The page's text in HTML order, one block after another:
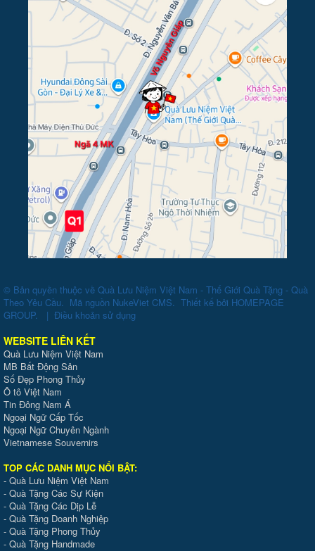
© Bản quyền thuộc về Quà Lưu Niệm Việt Nam - Thế Giới Quà Tặng - Quà
Theo Yêu Cầu. Mã nguồn NukeViet CMS. Thiết kế bởi HOMEPAGE
GROUP. | Điều khoản sử dụng
WEBSITE LIÊN KẾT
Quà Lưu Niệm Việt Nam
MB Bất Động Sản
Số Đẹp Phong Thủy
Ô tô Việt Nam
Tin Đông Nam Á
Ngoại Ngữ Cấp Tốc
Ngoại Ngữ Chuyên Ngành
Vietnamese Souvernirs
TOP CÁC DANH MỤC NỔI BẬT:
- Quà Lưu Niệm Việt Nam
- Quà Tặng Các Sự Kiện
- Quà Tặng Các Dịp Lễ
- Quà Tặng Doanh Nghiệp
- Quà Tặng Phong Thủy
- Quà Tặng Handmade